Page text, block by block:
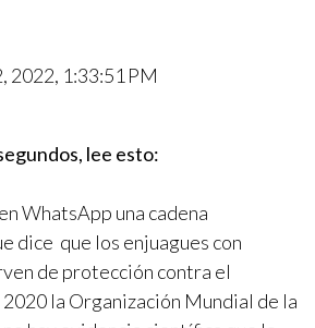
2022, 1:33:51 PM
lee esto:
WhatsApp una cadena
dice que los enjuagues con
de protección contra el
la Organización Mundial de la